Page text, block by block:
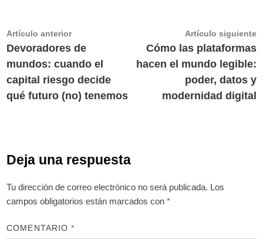
Navegación
de
entradas
Artículo anteriorArtículo
anterior:
Devoradores de
mundos: cuando el
capital riesgo decide
qué futuro (no) tenemos
Artículo siguiente
Cómo las plataformas
hacen el mundo legible:
poder, datos y
modernidad digital
Deja una respuesta
Tu dirección de correo electrónico no será publicada. Los
campos obligatorios están marcados con*
COMENTARIO*